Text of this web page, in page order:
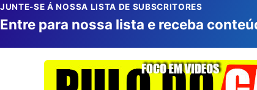
JUNTE-SE Á NOSSA LISTA DE SUBSCRITORES
Entre para nossa lista e receba